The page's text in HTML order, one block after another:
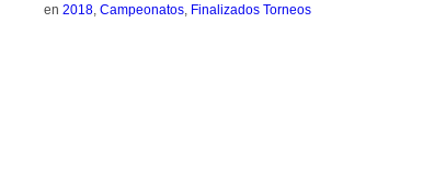
en 2018 Campeonatos Finalizados Torneos